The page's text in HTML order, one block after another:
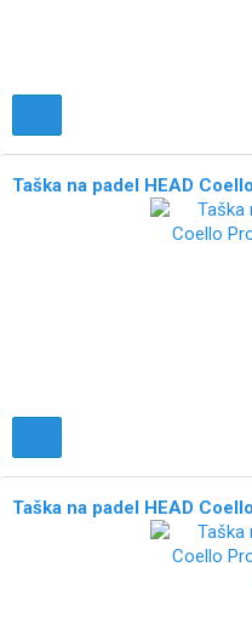
Taška na padel HEAD
Taška na padel HEAD